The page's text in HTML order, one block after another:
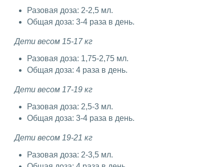
Разовая доза: 2-2,5 мл.
Общая доза: 3-4 раза в день.
Дети весом 15-17 кг
Разовая доза: 1,75-2,75 мл.
Общая доза: 4 раза в день.
Дети весом 17-19 кг
Разовая доза: 2,5-3 мл.
Общая доза: 3-4 раза в день.
Дети весом 19-21 кг
Разовая доза: 2-3,5 мл.